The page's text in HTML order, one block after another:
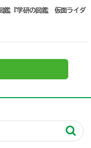
鑑『学研の図鑑 仮面ライダ